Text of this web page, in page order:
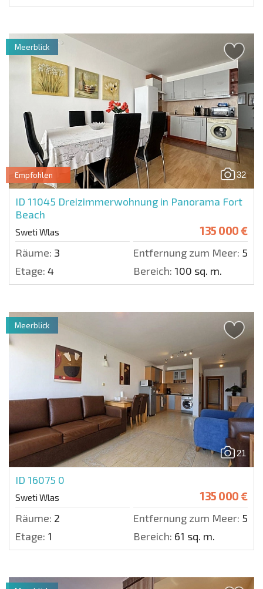
32
Empfohlen
ID 11045 Dreizimmerwohnung in Panorama Fort
Beach
Sweti Wlas 135 000 €
Räume: 3 Entfernung zum Meer: 50
Etage: 4 Bereich: 100 sq. m.
Meerblick
21
ID 16075 0
Sweti Wlas 135 000 €
Räume: 2 Entfernung zum Meer: 50
Etage: 1 Bereich: 61 sq. m.
Meerblick